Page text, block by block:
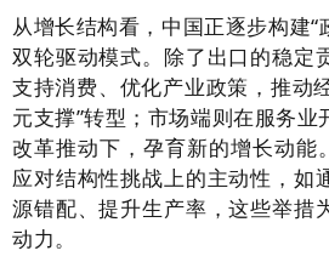
从增长结构看，中国正逐步构建“
双轮驱动模式。除了出口的稳定
支持消费、优化产业政策，推动
元支撑”转型；市场端则在服务
改革推动下，孕育新的增长动能
应对结构性挑战上的主动性，如
源错配、提升生产率，这些举措
动力。